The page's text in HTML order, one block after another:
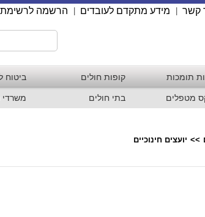
קשר מידע מתקדם לעובדים הרשמה לרשימת
תומכות קופות חולים ביטוח
מטפלים בתי חולים
>> יועצים חינוכיים